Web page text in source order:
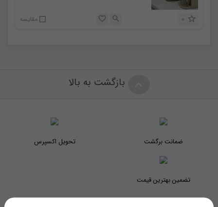
0 مقایسه
بازگشت به بالا
ضمانت برگشت تحویل اکسپرس
تضمین بهترین قیمت